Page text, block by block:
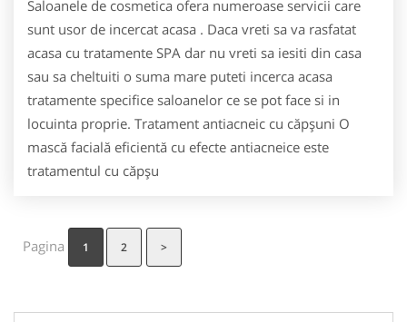
Saloanele de cosmetica ofera numeroase servicii care
sunt usor de incercat acasa . Daca vreti sa va rasfatat
acasa cu tratamente SPA dar nu vreti sa iesiti din casa
sau sa cheltuiti o suma mare puteti incerca acasa
tratamente specifice saloanelor ce se pot face si in
locuinta proprie. Tratament antiacneic cu căpşuni O
mască facială eficientă cu efecte antiacneice este
tratamentul cu căpşu
Pagina 1 2 >